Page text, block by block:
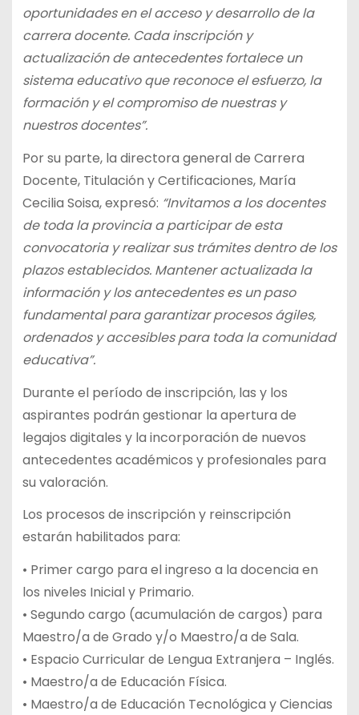
oportunidades en el acceso y desarrollo de la
carrera docente. Cada inscripción y
actualización de antecedentes fortalece un
sistema educativo que reconoce el esfuerzo, la
formación y el compromiso de nuestras y
nuestros docentes”.
Por su parte, la directora general de Carrera
Docente, Titulación y Certificaciones, María
Cecilia Soisa, expresó: “Invitamos a los docentes
de toda la provincia a participar de esta
convocatoria y realizar sus trámites dentro de los
plazos establecidos. Mantener actualizada la
información y los antecedentes es un paso
fundamental para garantizar procesos ágiles,
ordenados y accesibles para toda la comunidad
educativa”.
Durante el período de inscripción, las y los
aspirantes podrán gestionar la apertura de
legajos digitales y la incorporación de nuevos
antecedentes académicos y profesionales para
su valoración.
Los procesos de inscripción y reinscripción
estarán habilitados para:
• Primer cargo para el ingreso a la docencia en
los niveles Inicial y Primario.
• Segundo cargo (acumulación de cargos) para
Maestro/a de Grado y/o Maestro/a de Sala.
• Espacio Curricular de Lengua Extranjera – Inglés.
• Maestro/a de Educación Física.
• Maestro/a de Educación Tecnológica y Ciencias